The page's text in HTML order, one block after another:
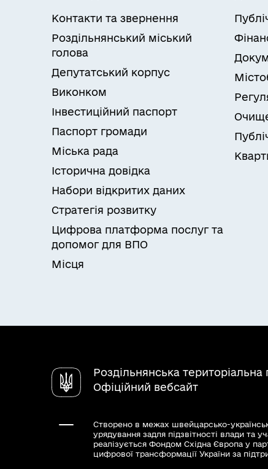
Контакти та звернення
Роздільнянський міський
голова
Депутатський корпус
Виконком
Інвестиційний паспорт
Паспорт громади
Міська рада
Історична довідка
Набори відкритих даних
Стратегія розвитку
Цифрова платформа послуг та
допомог для ВПО
Місця
Роздільнянська територіальна
Офіційний вебсайт
Створено в межах швейцарсько-
урядування задля підзвітності влади та
реалізується Фондом Східна Європа у
цифрової трансформації України за